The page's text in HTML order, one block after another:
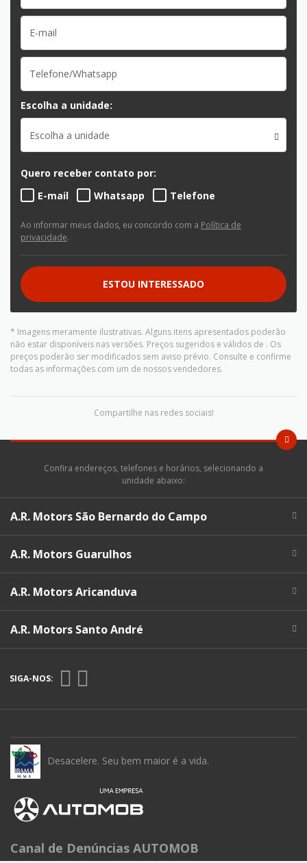
Escolha a unidade:
Escolha a unidade
Quero receber contato por:
E-mail
Whatsapp Telefone
Ao informar meus dados, eu concordo com a Política de
privacidade.
ESTOU INTERESSADO
* Imagens meramente ilustrativas. Alguns itens apresentados poderão
não estar disponíveis nas versões. Preços sugeridos e válidos de . Os
preços poderão ser modificados sem aviso prévio. Consulte e confirme
todas as informações com um de nossos vendedores.
Compartilhe nas redes sociais!
Confira endereços, telefones e horários, selecionando a
unidade abaixo:
A.R. Motors São Bernardo do Campo
A.R. Motors Guarulhos
A.R. Motors Aricanduva
A.R. Motors Santo André
SIGA-NOS:
Desacelere. Seu bem maior é a vida.
Canal de Denúncias AUTOMOB